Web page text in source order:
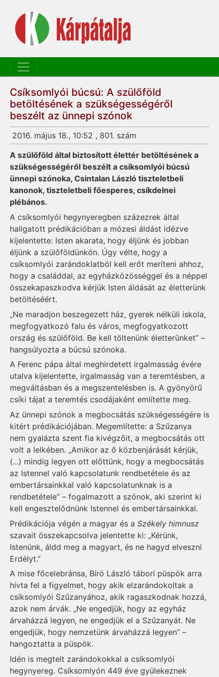
Csíksomlyói búcsú: A szülőföld
betöltésének a szükségességéről
beszélt az ünnepi szónok
2016. május 18., 10:52 , 801. szám
A szülőföld által biztosított élettér betöltésének a
szükségességéről beszélt a csíksomlyói búcsú
ünnepi szónoka, Csintalan László tiszteletbeli
kanonok, tiszteletbeli főesperes, csíkdelnei
plébános.
A csíksomlyói hegynyeregben százezrek által
hallgatott prédikációban a mózesi áldást idézve
kijelentette: Isten akarata, hogy éljünk és jobban
éljünk a szülőföldünkön. Úgy vélte, hogy a
csíksomlyói zarándoklatból kell erőt meríteni ahhoz,
hogy a családdal, az egyházközösséggel és a néppel
összekapaszkodva kérjük Isten áldását az életterünk
betöltéséért.
„Ne maradjon beszegezett ház, gyerek nélküli iskola,
megfogyatkozó falu és város, megfogyatkozott
ország és szülőföld. Be kell töltenünk életterünket” –
hangsúlyozta a búcsú szónoka.
A Ferenc pápa által meghirdetett irgalmasság évére
utalva kijelentette, irgalmasság van a teremtésben, a
megváltásban és a megszentelésben is. A gyönyörű
csíki tájat a teremtés csodájaként említette meg.
Az ünnepi szónok a megbocsátás szükségességére is
kitért prédikációjában. Megemlítette: a Szűzanya
nem gyalázta szent fia kivégzőit, a megbocsátás ott
volt a lelkében. „Amikor az ő közbenjárását kérjük,
(...) mindig legyen ott előttünk, hogy a megbocsátás
az Istennel való kapcsolatunk rendbetétele és az
embertársainkkal való kapcsolatunknak is a
rendbetétele” – fogalmazott a szónok, aki szerint ki
kell engesztelődnünk Istennel és embertársainkkal.
Prédikációja végén a magyar és a Székely himnusz
szavait összekapcsolva jelentette ki: „Kérünk,
Istenünk, áldd meg a magyart, és ne hagyd elveszni
Erdélyt.”
A mise főcelebránsa, Bíró László tábori püspök arra
hívta fel a figyelmet, hogy akik elzarándokoltak a
csíksomlyói Szűzanyához, akik ragaszkodnak hozzá,
azok nem árvák. „Ne engedjük, hogy az egyház
árvaházzá legyen, ne engedjük el a Szűzanyát. Ne
engedjük, hogy nemzetünk árvaházzá legyen” –
hangoztatta a püspök.
Idén is megtelt zarándokokkal a csíksomlyói
hegynyereg. Csíksomlyón 449 éve gyülekeznek